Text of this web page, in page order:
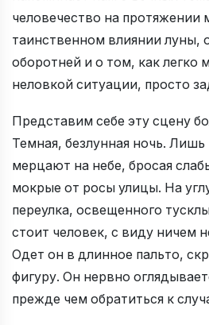
человечество на протяжении
таинственном влиянии луны,
оборотней и о том, как легко
неловкой ситуации, просто
Представим себе эту сцену
Темная, безлунная ночь.
мерцают на небе, бросая
мокрые от росы улицы. На
переулка, освещенного
стоит человек, с виду ничем
Одет он в длинное пальто,
фигуру. Он нервно
прежде чем обратиться к